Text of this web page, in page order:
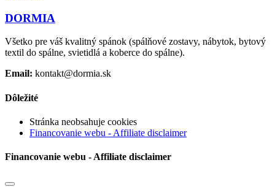
DORMIA
Všetko pre váš kvalitný spánok (spálňové zostavy, nábytok, bytový
textil do spálne, svietidlá a koberce do spálne).
Email: kontakt@dormia.sk
Dôležité
Stránka neobsahuje cookies
Financovanie webu - Affiliate disclaimer
Financovanie webu - Affiliate disclaimer